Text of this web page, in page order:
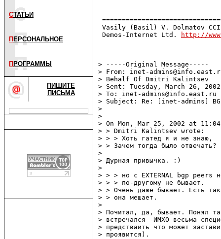
СТАТЬИ
П ЕРСОНАЛЬНОЕ
П РОГРАММЫ
ПИШИТЕ
ПИСЬМА
Vasily (Basil) V. Dolmatov
Demos-Internet Ltd.
http://
> -----Original Message-----
> From: inet-
> Behalf Of Dmitri Kalintsev
> Sent: Tuesday, March 26,
> To: inet-admins@info.east.ru
> Subject: Re: [inet-admins]
>
>
> On Mon, Mar 25, 2002 at
> > Dmitri Kalintsev wrote:
> > > Хоть гатед я и не знаю,
> > Зачем тогда было отвечать?
>
> Дурная привычка. :)
>
> > > но с EXTERNAL bgp peers
> > > по-другому не бывает.
> > Очень даже бывает. Есть
> > она мешает.
>
> Почитал, да, бывает. Понял
> встречался -ИМХО весьма
> предстваить что может
> проявится).